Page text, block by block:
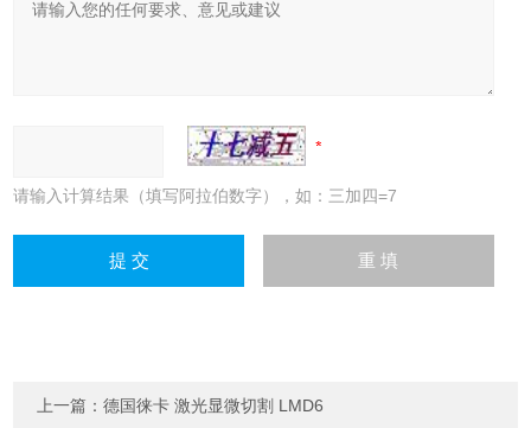
请输入计算结果（填写阿拉伯数字），如：三加四=7
上一篇：德国徕卡 激光显微切割 LMD6